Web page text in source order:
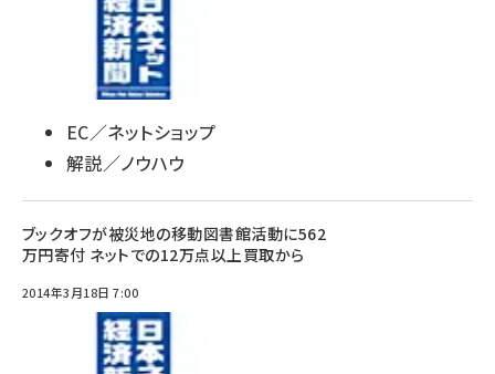
EC／ネットショップ
解説／ノウハウ
ブックオフが被災地の移動図書館活動に562
万円寄付 ネットでの12万点以上買取から
2014年3月18日 7:00